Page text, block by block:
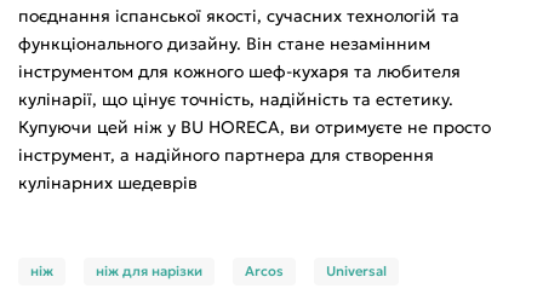
поєднання іспанської якості, сучасних технологій та
функціонального дизайну. Він стане незамінним
інструментом для кожного шеф-кухаря та любителя
кулінарії, що цінує точність, надійність та естетику.
Купуючи цей ніж у BU HORECA, ви отримуєте не просто
інструмент, а надійного партнера для створення
кулінарних шедеврів
ніж ніж для нарізки Arcos Universal